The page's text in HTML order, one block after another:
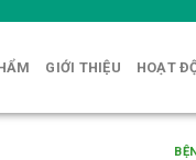
GIỚI THIỆU HOẠT